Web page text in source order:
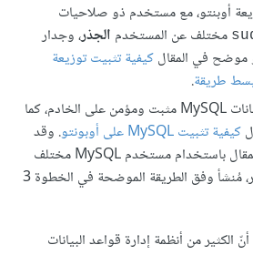
أوبنتو، مع مستخدم ذو صلاحيات
مختلف عن المستخدم الجذر، وجدار
موضح في المقالكيفية تثبيت توزيعة
طريقة.
نظام إدارة قواعد بيانات MySQL مثبت ومؤمن على الخادم، كما
كيفية تثبيت MySQL على أوبونتو
. وقد
نفذنا خطوات هذا المقال باستخدام مستخدم MySQL مختلف
عن المستخدم الجذر، مُنشأ وفق الطريقة الموضحة في الخطوة 3
الكثير من أنظمة إدارة قواعد البيانات